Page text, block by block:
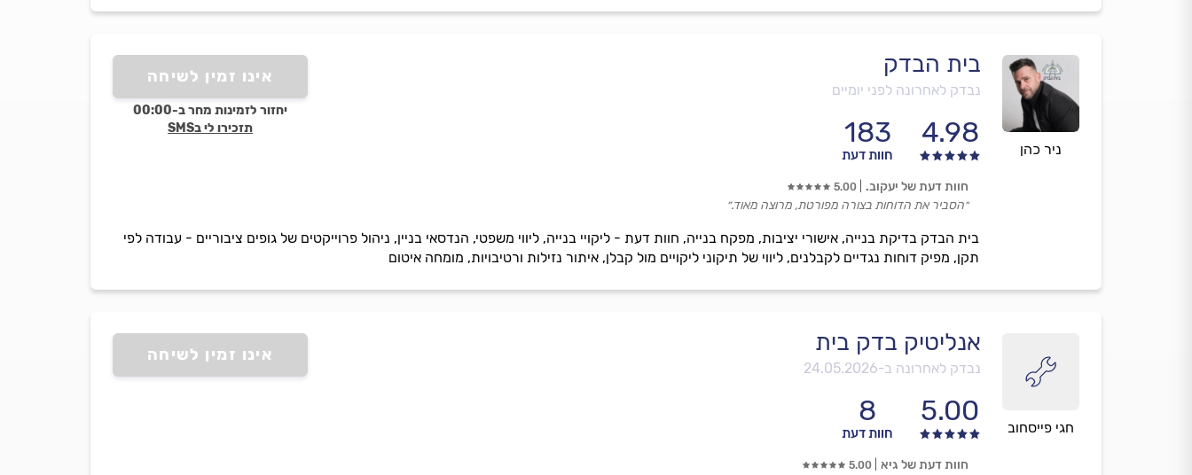
ניר כהן
בית הבדק
נבדק לאחרונה לפני יומיים
4.98
183
חוות דעת
אינו זמין לשיחה
יחזור לזמינות מחר ב-00:00
תזכירו לי בSMS
בית הבדק בדיקת בנייה, אישורי יציבות, מפקח בנייה, חוות דעת - ליקויי בנייה, ליווי משפטי, הנדסאי בניין, ניהול פרוייקטים של גופים ציבוריים - עבודה לפי
תקן, מפיק דוחות נגדיים לקבלנים, ליווי של תיקוני ליקויים מול קבלן, איתור נזילות ורטיבויות, מומחה איטום
חוות דעת של יעקוב. 5.00
״הסביר את הדוחות בצורה מפורטת, מרוצה מאוד.״
חגי פייסחוב
אנליטיק בדק בית
נבדק לאחרונה ב-24.05.2026
5.00
8
חוות דעת
אינו זמין לשיחה
חוות דעת של גיא 5.00